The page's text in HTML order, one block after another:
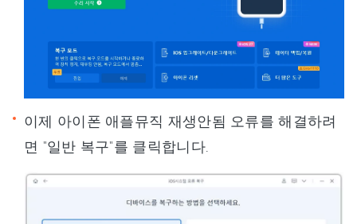
이제 아이폰 애플뮤직 재생안됨 오류를 해결하려
면 "일반 복구"를 클릭합니다.